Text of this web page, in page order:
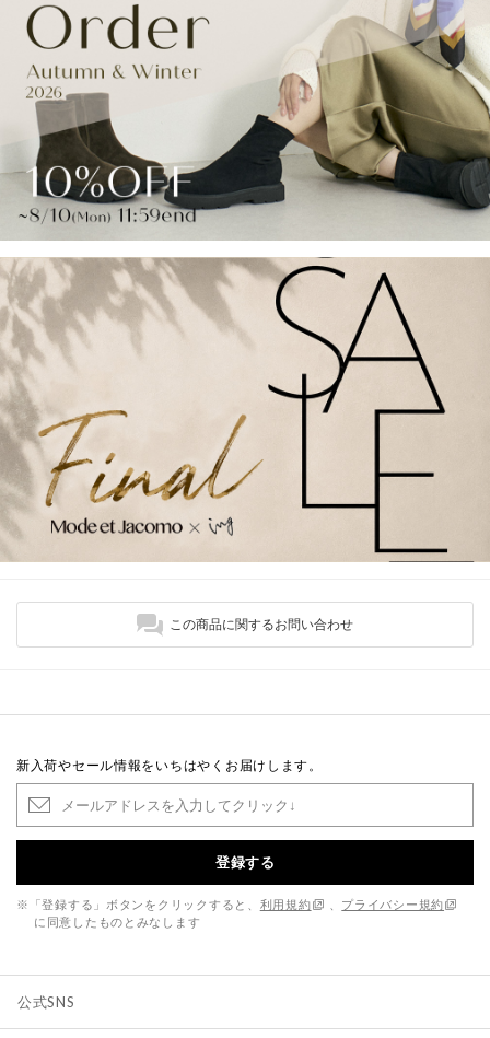
この商品に関するお問い合わせ
新入荷やセール情報をいちはやくお届けします。
登録する
※「登録する」ボタンをクリックすると、 利用規約
プライバシー規約
に同意したものとみなします
公式SNS